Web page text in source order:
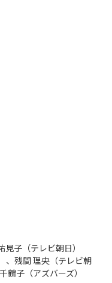
子（テレビ朝日）
、残間 理央（テレビ朝
鶴子（アズバーズ）